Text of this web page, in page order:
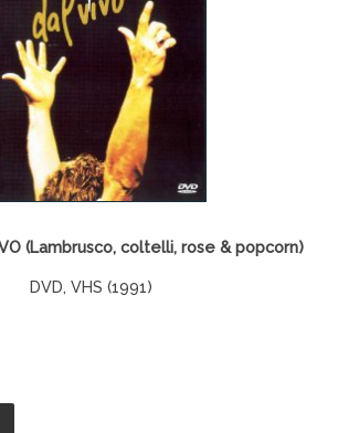
(Lambrusco, coltelli, rose & popcorn)
DVD, VHS (1991)